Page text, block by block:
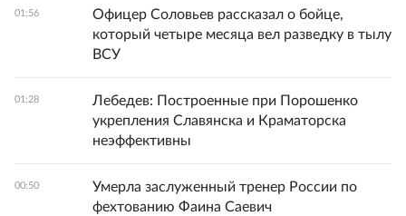
01:56
Офицер Соловьев рассказал о бойце,
который четыре месяца вел разведку в тылу
ВСУ
01:28
Лебедев: Построенные при Порошенко
укрепления Славянска и Краматорска
неэффективны
00:50
Умерла заслуженный тренер России по
фехтованию Фаина Саевич